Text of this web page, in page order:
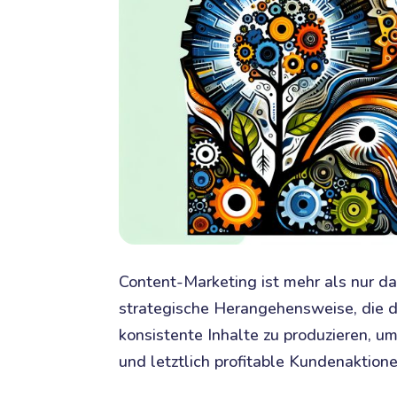
Content-Marketing ist mehr als nur
strategische Herangehensweise, die
konsistente Inhalte zu produzieren,
und letztlich profitable